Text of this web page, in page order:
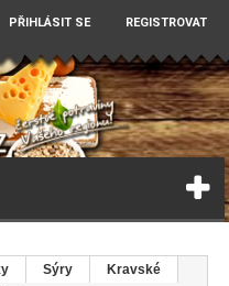
PŘIHLÁSIT SE REGISTROVAT
Sýry
Kravské